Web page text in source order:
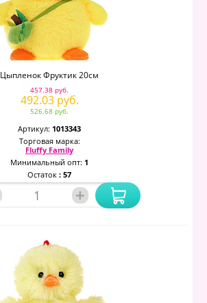
Цыпленок Фруктик 20см
457.38 руб.
492.03 руб.
526.68 руб.
Артикул: 1013343
Торговая марка:
Fluffy Family
Минимальный опт: 1
Остаток : 57
+